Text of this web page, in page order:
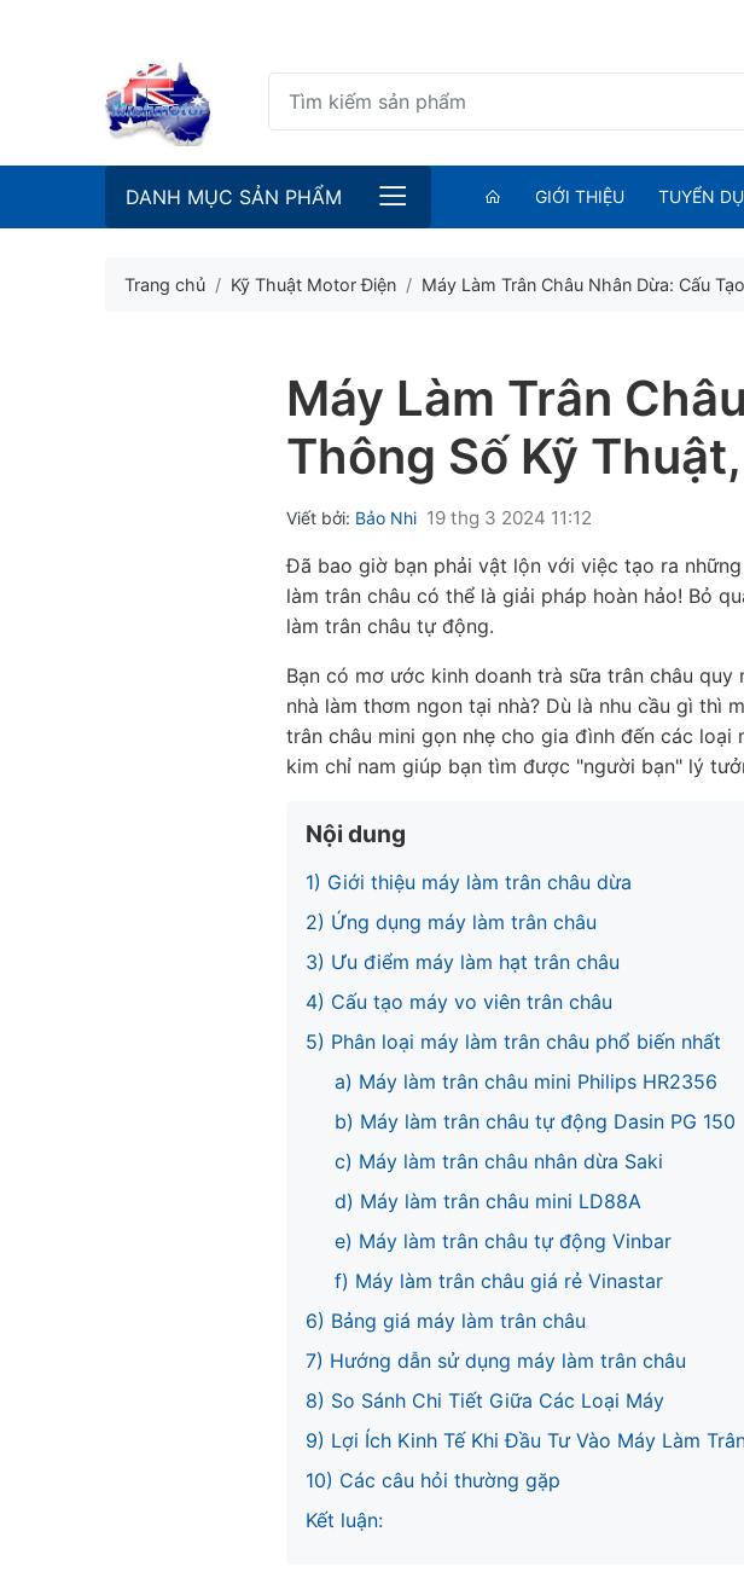
DANH MỤC SẢN PHẨM GIỚI THIỆU TUYỂN
Trang chủ Kỹ Thuật Motor Điện Máy Làm Trân Châu Nhân Dừa: Cấu
Máy Làm Trân
Thông Số Kỹ
Viết bởi: Bảo Nhi 19 thg 3 2024 11:12
Đã bao giờ bạn phải vật lộn với việc tạo ra
làm trân châu có thể là giải pháp hoàn hảo! Bỏ
làm trân châu tự động.
Bạn có mơ ước kinh doanh trà sữa trân châu
nhà làm thơm ngon tại nhà? Dù là nhu cầu gì thì
trân châu mini gọn nhẹ cho gia đình đến các
kim chỉ nam giúp bạn tìm được "người bạn" lý
Nội dung
1) Giới thiệu máy làm trân châu dừa
2) Ứng dụng máy làm trân châu
3) Ưu điểm máy làm hạt trân châu
4) Cấu tạo máy vo viên trân châu
5) Phân loại máy làm trân châu phổ biến nhất
a) Máy làm trân châu mini Philips HR2356
b) Máy làm trân châu tự động Dasin PG 150
c) Máy làm trân châu nhân dừa Saki
d) Máy làm trân châu mini LD88A
e) Máy làm trân châu tự động Vinbar
f) Máy làm trân châu giá rẻ Vinastar
6) Bảng giá máy làm trân châu
7) Hướng dẫn sử dụng máy làm trân châu
8) So Sánh Chi Tiết Giữa Các Loại Máy
9) Lợi Ích Kinh Tế Khi Đầu Tư Vào Máy Làm
10) Các câu hỏi thường gặp
Kết luận: